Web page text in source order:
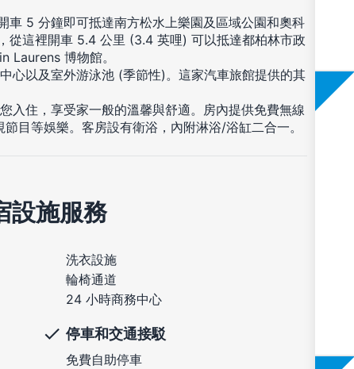
車 5 分鐘即可抵達南方松水上樂園及區域公園和奧科
從這裡開車 5.4 公里 (3.4 英哩) 可以抵達都柏林市政
Laurens 博物館。
心以及室外游泳池 (季節性)。這家汽車旅館提供的其
入住，享受家一般的溫馨與舒適。房內提供免費無線
目等娛樂。客房設有衛浴，內附淋浴/浴缸二合一。
設施服務
洗衣設施
輪椅通道
24 小時商務中心
停車和交通接駁
免費自助停車